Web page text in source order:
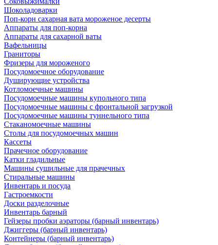
Шоколадоварки
Поп-корн сахарная вата мороженое десерты
Аппараты для поп-корна
Аппараты для сахарной ваты
Вафельницы
Граниторы
Фризеры для мороженого
Посудомоечное оборудование
Душирующие устройства
Котломоечные машины
Посудомоечные машины купольного типа
Посудомоечные машины с фронтальной загрузкой
Посудомоечные машины туннельного типа
Стаканомоечные машины
Столы для посудомоечных машин
Кассеты
Прачечное оборудование
Катки гладильные
Машины сушильные для прачечных
Стиральные машины
Инвентарь и посуда
Гастроемкости
Доски разделочные
Инвентарь барный
Гейзеры пробки аэраторы (барный инвентарь)
Джиггеры (барный инвентарь)
Контейнеры (барный инвентарь)